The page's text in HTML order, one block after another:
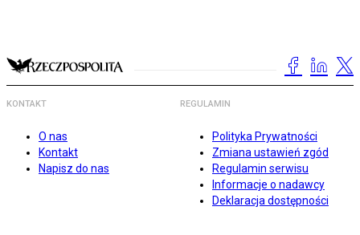
KONTAKT
O nas
Kontakt
Napisz do nas
REGULAMIN
Polityka Prywatności
Zmiana ustawień zgód
Regulamin serwisu
Informacje o nadawcy
Deklaracja dostępności